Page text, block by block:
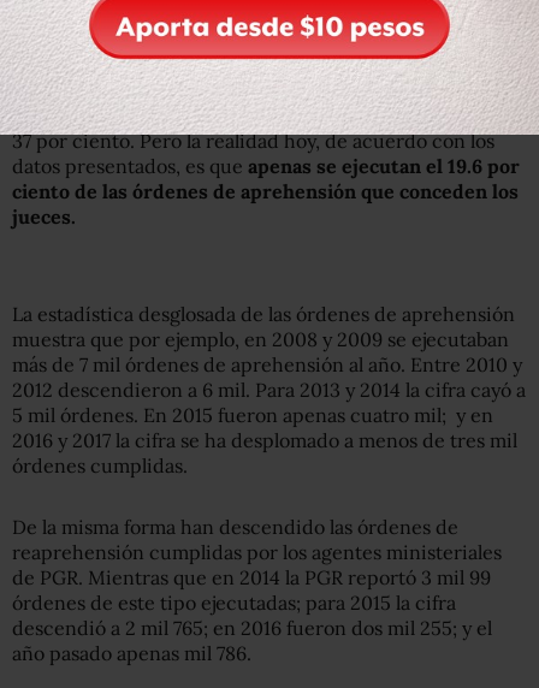
Respecto al tema de las órdenes de aprehensión la
Procuraduría también muestra un balance negativo.
Luego de que en 2013 el promedio era de 31 por ciento
de órdenes giradas que los agentes lograban ejecutar, se
estableció como meta para 2018 elevar ese porcentaje a
37 por ciento. Pero la realidad hoy, de acuerdo con los
datos presentados, es que apenas se ejecutan el 19.6 por
ciento de las órdenes de aprehensión que conceden los
jueces.
La estadística desglosada de las órdenes de aprehensión
muestra que por ejemplo, en 2008 y 2009 se ejecutaban
más de 7 mil órdenes de aprehensión al año. Entre 2010 y
2012 descendieron a 6 mil. Para 2013 y 2014 la cifra cayó a
5 mil órdenes. En 2015 fueron apenas cuatro mil; y en
2016 y 2017 la cifra se ha desplomado a menos de tres mil
órdenes cumplidas.
De la misma forma han descendido las órdenes de
reaprehensión cumplidas por los agentes ministeriales
de PGR. Mientras que en 2014 la PGR reportó 3 mil 99
órdenes de este tipo ejecutadas; para 2015 la cifra
descendió a 2 mil 765; en 2016 fueron dos mil 255; y el
año pasado apenas mil 786.